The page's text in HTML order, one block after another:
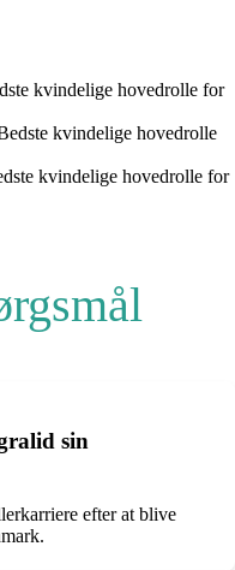
kvindelige hovedrolle for
kvindelige hovedrolle
kvindelige hovedrolle for
sin
efter at blive